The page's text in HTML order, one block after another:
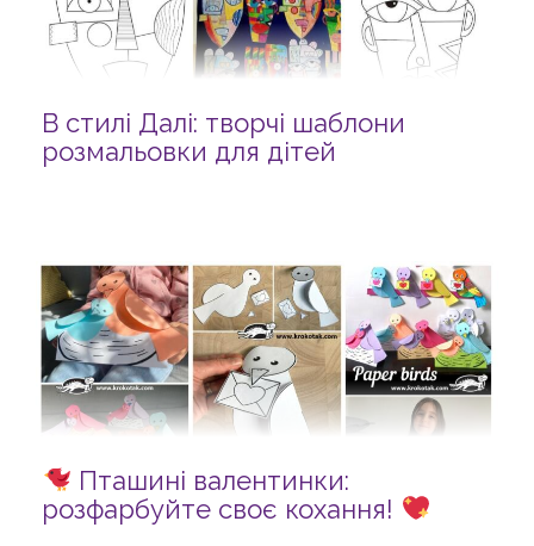
В стилі Далі: творчі шаблони
розмальовки для дітей
Пташині валентинки:
розфарбуйте своє кохання!